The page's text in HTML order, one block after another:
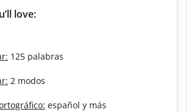
love:
125 palabras
2 modos
español y más